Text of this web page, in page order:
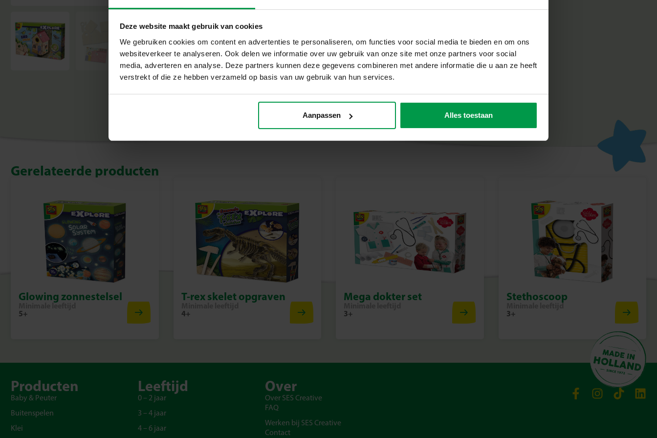
Deze website maakt gebruik van cookies
We gebruiken cookies om content en advertenties te personaliseren, om functies voor social media te bieden en om ons
websiteverkeer te analyseren. Ook delen we informatie over uw gebruik van onze site met onze partners voor social
media, adverteren en analyse. Deze partners kunnen deze gegevens combineren met andere informatie die u aan ze heeft
verstrekt of die ze hebben verzameld op basis van uw gebruik van hun services.
Aanpassen Alles toestaan
kinderen trots kunnen zijn op hun werk, wat de creativiteit en ontwikkeling stimuleert.
Begin nu met bouwen!
Dus waar wacht je nog op? Pak de set, rol je mouwen op en begin vandaag nog met het
bouwen van een vogelhuisje. Je bent niet alleen aan het knutselen; je creëert een thuis en
Gerelateerde producten
Glowing zonnestelsel
Minimale leeftijd
5+
T-rex skelet opgraven
4+
Mega dokter set
Minimale leeftijd
3+
Stethoscoop
Minimale leeftijd
3+
Producten
Baby & Peuter
Buitenspelen
Klei
Leeftijd
0 – 2 jaar
3 – 4 jaar
4 – 6 jaar
Over
Over SES Creative
FAQ
Werken bij SES Creative
Contact